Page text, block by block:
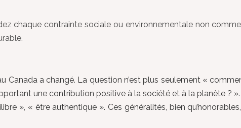
chaque contrainte sociale ou environnementale non
Canada a changé. La question n’est plus seulement «
une contribution positive à la société et à la planète ?
», « être authentique ». Ces généralités, bien